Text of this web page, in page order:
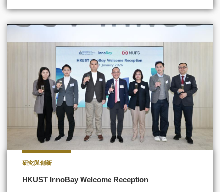
研究與創新
HKUST InnoBay Welcome Reception